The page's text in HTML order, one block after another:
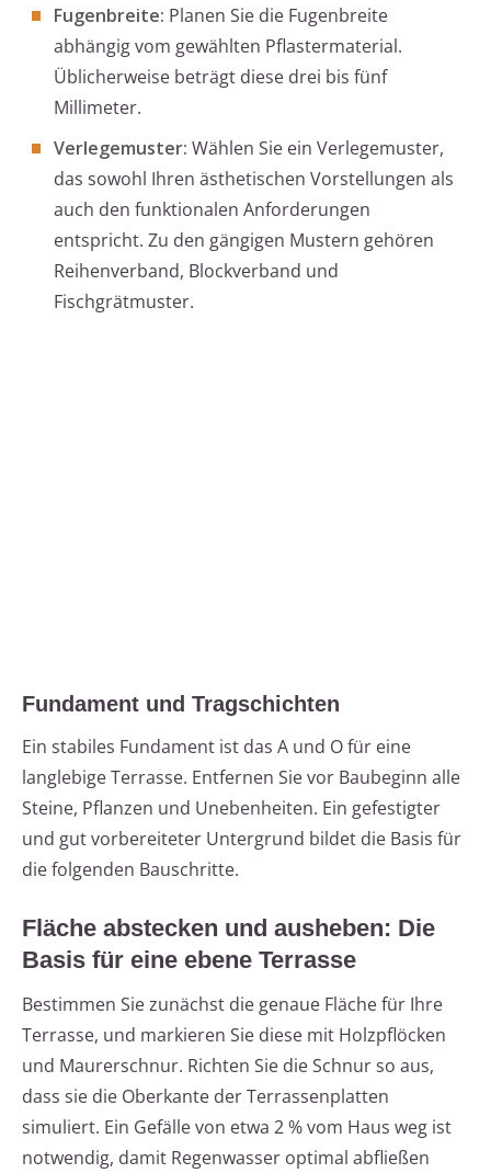
Fugenbreite: Planen Sie die Fugenbreite
abhängig vom gewählten Pflastermaterial.
Üblicherweise beträgt diese drei bis fünf
Millimeter.
Verlegemuster: Wählen Sie ein Verlegemuster,
das sowohl Ihren ästhetischen Vorstellungen als
auch den funktionalen Anforderungen
entspricht. Zu den gängigen Mustern gehören
Reihenverband, Blockverband und
Fischgrätmuster.
Fundament und Tragschichten
Ein stabiles Fundament ist das A und O für eine
langlebige Terrasse. Entfernen Sie vor Baubeginn alle
Steine, Pflanzen und Unebenheiten. Ein gefestigter
und gut vorbereiteter Untergrund bildet die Basis für
die folgenden Bauschritte.
Fläche abstecken und ausheben: Die
Basis für eine ebene Terrasse
Bestimmen Sie zunächst die genaue Fläche für Ihre
Terrasse, und markieren Sie diese mit Holzpflöcken
und Maurerschnur. Richten Sie die Schnur so aus,
dass sie die Oberkante der Terrassenplatten
simuliert. Ein Gefälle von etwa 2 % vom Haus weg ist
notwendig, damit Regenwasser optimal abfließen